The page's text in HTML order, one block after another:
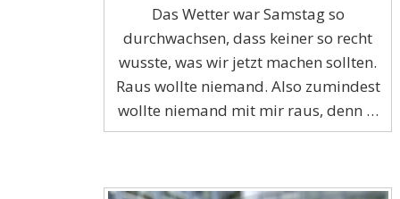
Das Wetter war Samstag so
durchwachsen, dass keiner so recht
wusste, was wir jetzt machen sollten.
Raus wollte niemand. Also zumindest
wollte niemand mit mir raus, denn …